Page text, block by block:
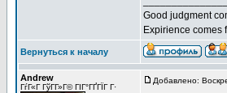
Good judgment
Expirience comes
Вернуться к началу
Andrew
ГѓГ«Г ГўГ­Г»Г© ГІГ°ГҐГЇГ Г·
Добавлено: